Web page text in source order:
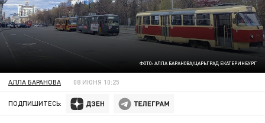
ФОТО: АЛЛА БАРАНОВА/ЦАРЬГРАД ЕКАТЕРИНБУРГ
АЛЛА БАРАНОВА 08 ИЮНЯ 10:25
ПОДПИШИТЕСЬ: